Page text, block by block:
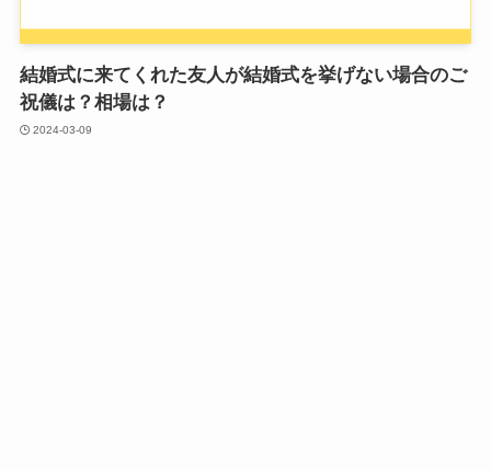
結婚式に来てくれた友人が結婚式を挙げない場合のご
祝儀は？相場は？
2024-03-09